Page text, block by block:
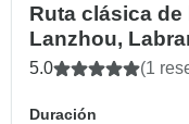
Ruta clásica de
Lanzhou,
Turpan, Urumqi,
5.0 (1
Duración